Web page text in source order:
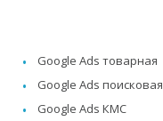
Google Ads товарная
Google Ads поисковая
Google Ads КМС